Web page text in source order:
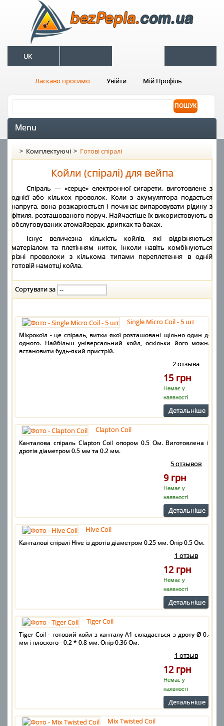
UK
Ласкаво просимо Увійти Мій Профіль
Menu
> Комплектуючі > Готові спіралі
Койли (спіралі) для вейпа
Спіраль — «серце» електронної сигарети, виготовлене з
однієї або кількох проволок. Коли з акумулятора подається
напруга, вона розжарюється і починає випаровувати рідину з
фітиля, розташованого поруч. Найчастіше їх використовують в
обслуговуваних атомайзерах, дрипках та баках.
Існує величезна кількість койлів, які відрізняються
матеріалом та плетінням ниток, інколи навіть комбінуються
різні проволоки з кількома типами переплетення в одній
готовій намотці койла.
Сортувати за
Single Micro Coil - 5 шт
Мікрокоїл - це спіраль, витки якої розташовані щільно один до
одного. Найбільш універсальний койл, оскільки його можна
встановити будь-який пристрій.
2 отзыва
15 грн
Немає у
наявності
Детальнiше
Clapton Coil
Канталова спіраль Clapton Coil опором 0.5 Ом. Виготовлена із
дротів діаметром 0.5 мм та 0.2 мм.
5 отзывов
9 грн
Немає у
наявності
Детальнiше
Hive Coil
Канталові спіралі Hive із дротів діаметром 0.25 мм. Опір 0.5 Ом.
1 отзыв
12 грн
Немає у
наявності
Детальнiше
Tiger Coil
Tiger Coil - готовий койл з канталу А1 складається з дроту Ø 0.4
мм і плоского - 0.2 * 0.8 мм. Опір 0.36 Ом.
1 отзыв
12 грн
Немає у
наявності
Детальнiше
Mix Twisted Coil